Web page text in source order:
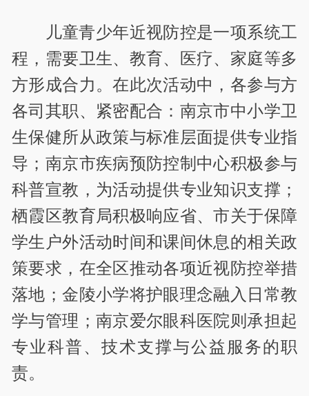
儿童青少年近视防控是一项系统工
程，需要卫生、教育、医疗、家庭等多
方形成合力。在此次活动中，各参与方
各司其职、紧密配合：南京市中小学卫
生保健所从政策与标准层面提供专业指
导；南京市疾病预防控制中心积极参与
科普宣教，为活动提供专业知识支撑；
栖霞区教育局积极响应省、市关于保障
学生户外活动时间和课间休息的相关政
策要求，在全区推动各项近视防控举措
落地；金陵小学将护眼理念融入日常教
学与管理；南京爱尔眼科医院则承担起
专业科普、技术支撑与公益服务的职
责。